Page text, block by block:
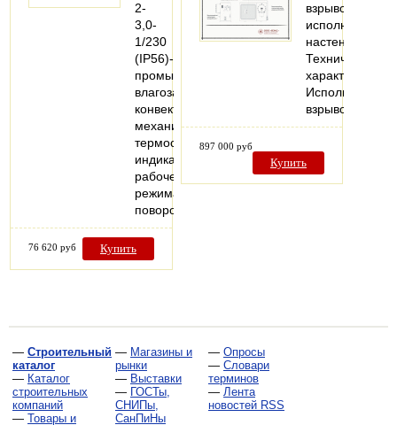
2-
3,0-
1/230
(IP56)-
промышленный
влагозащищенный
конвектор,
механический
термостат,
индикация
рабочего
режима,
поворотный…
76 620 руб Купить
исполнении,
настенный.
Технические
характеристики
Исполнение:
897 000 руб
Купить
— Строительный
каталог
— Каталог
строительных
компаний
— Товары и
— Магазины и
рынки
— Выставки
— ГОСТы,
СНИПы,
СанПиНы
— Опросы
— Словари
терминов
— Лента
новостей RSS